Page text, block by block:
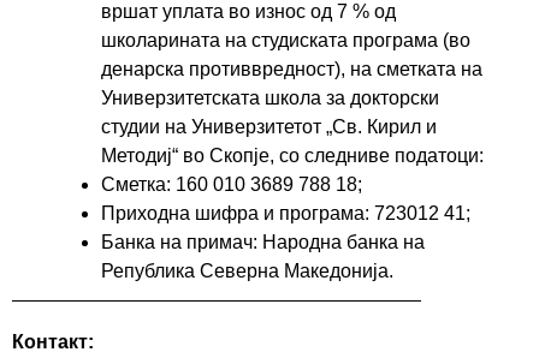
вршат уплата во износ од 7 % од
школарината на студиската програма (во
денарска противвредност), на сметката на
Универзитетската школа за докторски
студии на Универзитетот „Св. Кирил и
Методиј“ во Скопје, со следниве податоци:
Сметка: 160 010 3689 788 18;
Приходна шифра и програма: 723012 41;
Банка на примач: Народна банка на
Република Северна Македонија.
Контакт: